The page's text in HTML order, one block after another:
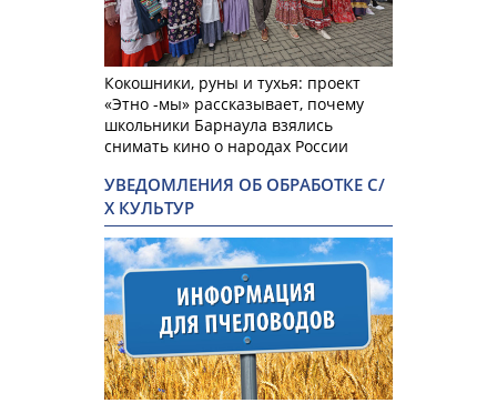
Кокошники, руны и тухья: проект
«Этно -мы» рассказывает, почему
школьники Барнаула взялись
снимать кино о народах России
УВЕДОМЛЕНИЯ ОБ ОБРАБОТКЕ С/
Х КУЛЬТУР